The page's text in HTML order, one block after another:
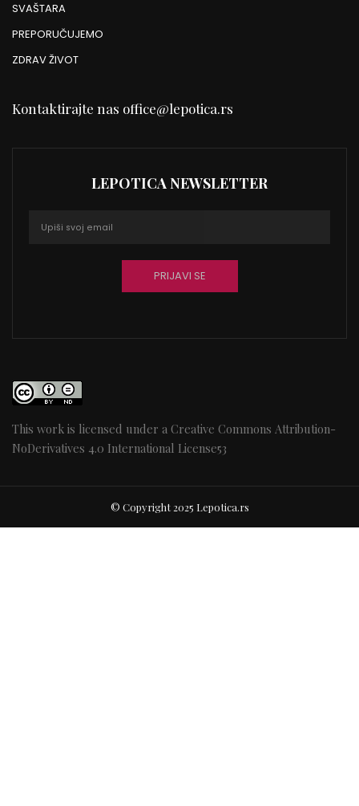
SVAŠTARA
PREPORUČUJEMO
ZDRAV ŽIVOT
Kontaktirajte nas office@lepotica.rs
LEPOTICA NEWSLETTER
This work is licensed under a Creative Commons Attribution-
NoDerivatives 4.0 International License53
© Copyright 2025 Lepotica.rs